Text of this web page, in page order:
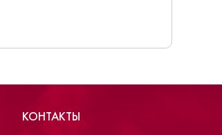
КОНТАКТЫ